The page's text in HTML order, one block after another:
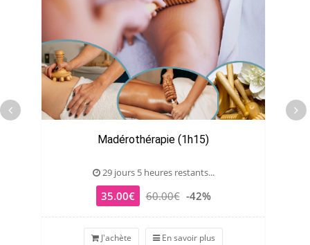
Madérothérapie (1h15)
29 jours 5 heures restants...
35.00€ 60.00€ -42%
J'achète En savoir plus